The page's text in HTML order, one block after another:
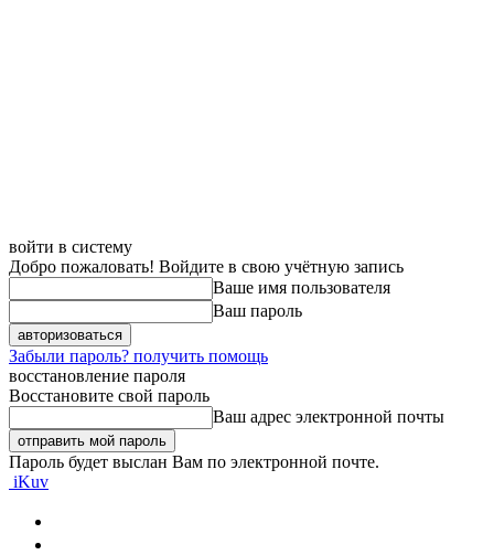
войти в систему
Добро пожаловать! Войдите в свою учётную запись
Ваше имя пользователя
Ваш пароль
Забыли пароль? получить помощь
восстановление пароля
Восстановите свой пароль
Ваш адрес электронной почты
Пароль будет выслан Вам по электронной почте.
iKuv